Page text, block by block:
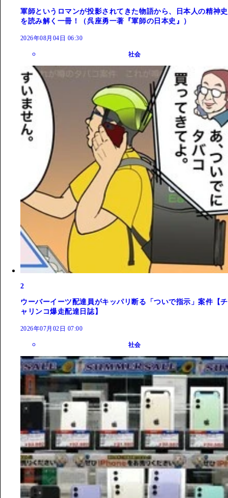
軍師というロマンが投影されてきた物語から、日本人の精神史
を読み解く一冊！（呉座勇一著『軍師の日本史』）
2026年08月04日 06:30
社会
2
ウーバーイーツ配達員がキッパリ断る「ついで指示」案件【チ
ャリンコ爆走配達日誌】
2026年07月02日 07:00
社会